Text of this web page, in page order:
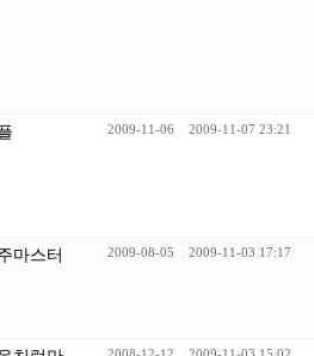
2009-11-06 2009-11-07 23:21
마스터 2009-08-05 2009-11-03 17:17